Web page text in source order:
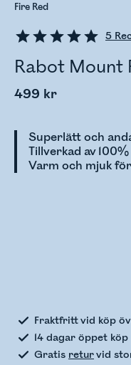
5
Rabot Mount
499 kr
Superlätt och
Tillverkad av
Varm och mjuk
Fire Red
Fraktfritt vid köp
14 dagar öppet köp
Gratis returvid